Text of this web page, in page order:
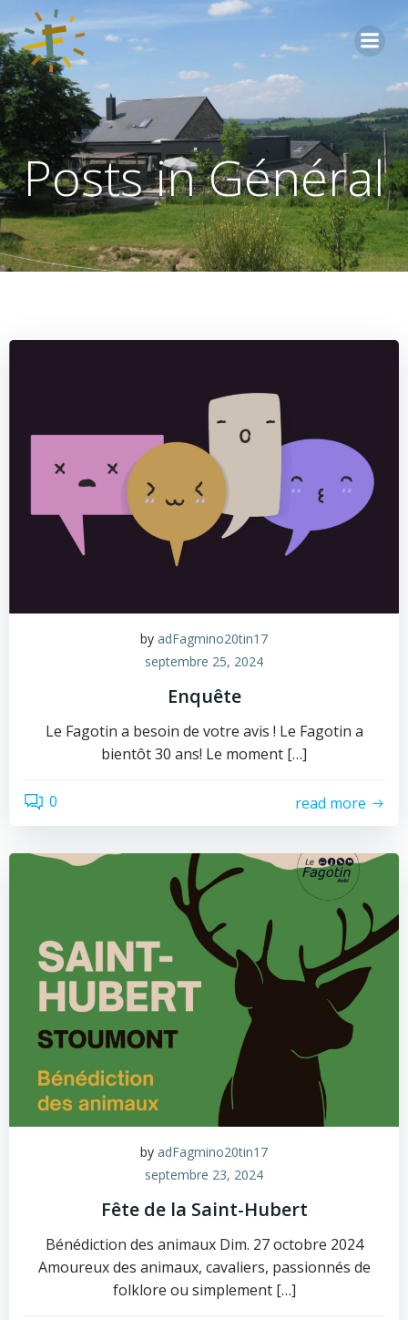
Aller
Posts in Général
by adFagmino20tin17
septembre 25, 2024
Enquête
Le Fagotin a besoin de votre avis ! Le Fagotin a
bientôt 30 ans! Le moment […]
0 read more
by adFagmino20tin17
septembre 23, 2024
Fête de la Saint-Hubert
Bénédiction des animaux Dim. 27 octobre 2024
Amoureux des animaux, cavaliers, passionnés de
folklore ou simplement […]